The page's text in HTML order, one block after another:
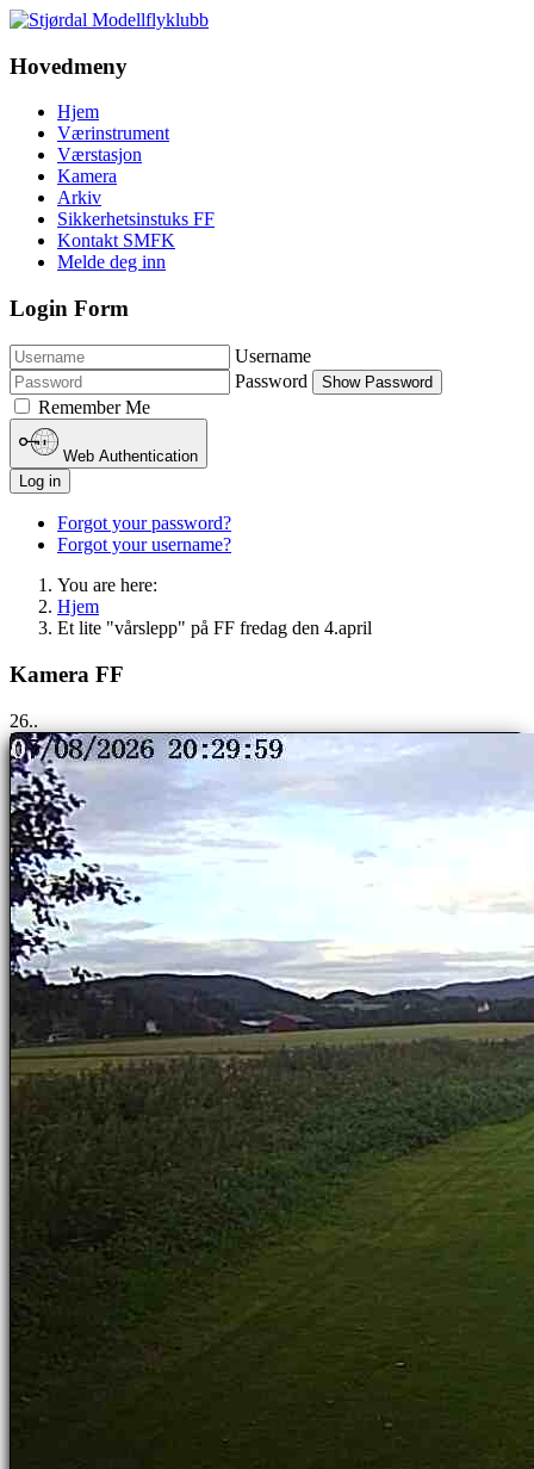
Hovedmeny
Hjem
Værinstrument
Værstasjon
Kamera
Arkiv
Sikkerhetsinstuks FF
Kontakt SMFK
Melde deg inn
Login Form
Username
Password
Show Password
Remember Me
Web Authentication
Log in
Forgot your password?
Forgot your username?
You are here:
Hjem
Et lite "vårslepp" på FF fredag den 4.april
Kamera FF
25..